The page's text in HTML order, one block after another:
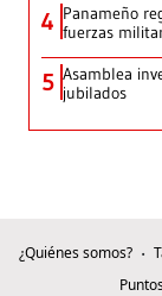
4 Panameño
fuerzas
5 Asamblea
jubilados
¿Quiénes somos?